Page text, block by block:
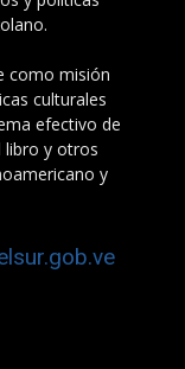
como misión
culturales
efectivo de
libro y otros
y